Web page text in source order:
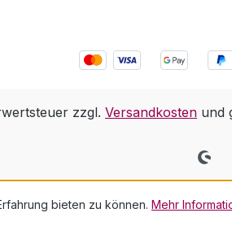
zzgl. Versandkosten und
bieten zu können. Mehr